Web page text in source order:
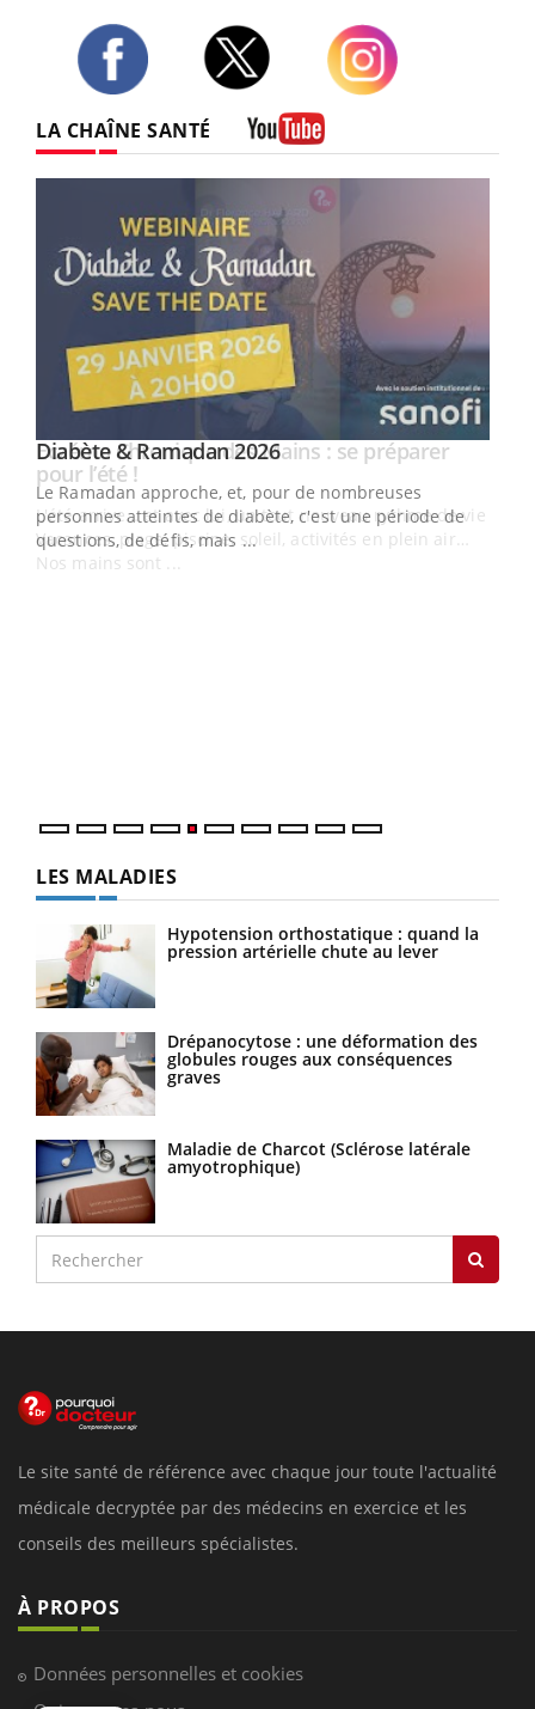
LA CHAÎNE SANTÉ
Youtube
Diabète & Ramadan 2026Youtube
Le Ramadan approche, et, pour de nombreuses
personnes atteintes de diabète, c'est une période de
questions, de défis, mais ...
LES MALADIES
Hypotension orthostatique : quand la
pression artérielle chute au lever
Drépanocytose : une déformation des
globules rouges aux conséquences
graves
Maladie de Charcot (Sclérose latérale
amyotrophique)
Le site santé de référence avec chaque jour toute l'actualité
médicale decryptée par des médecins en exercice et les
conseils des meilleurs spécialistes.
À PROPOS
Données personnelles et cookies